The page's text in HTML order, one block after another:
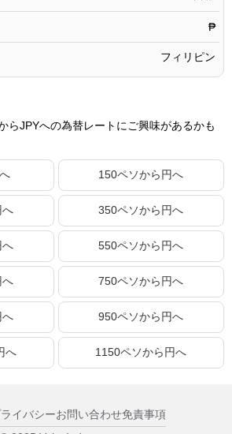
10.86円
10.88円
10.93円
10.96円
11.01円
11.04円
11.06円
11.12円
11.14円
11.22円
₱
フィリピン
らJPYへの為替レートにご興味があるかも
150ペソから円へ
へ 350ペソから円へ
へ 550ペソから円へ
へ 750ペソから円へ
へ 950ペソから円へ
へ 1150ペソから円へ
イバシーお問い合わせ免責事項